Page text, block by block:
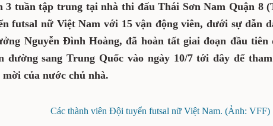
3 tuần tập trung tại nhà thi đấu Thái Sơn Nam Quận 8
futsal nữ Việt Nam với 15 vận động viên, dưới sự dẫn
Nguyễn Đình Hoàng, đã hoàn tất giai đoạn đầu tiên
đường sang Trung Quốc vào ngày 10/7 tới đây để
của nước chủ nhà.
Các thành viên Đội tuyển futsal nữ Việt Nam. (Ảnh: VFF)